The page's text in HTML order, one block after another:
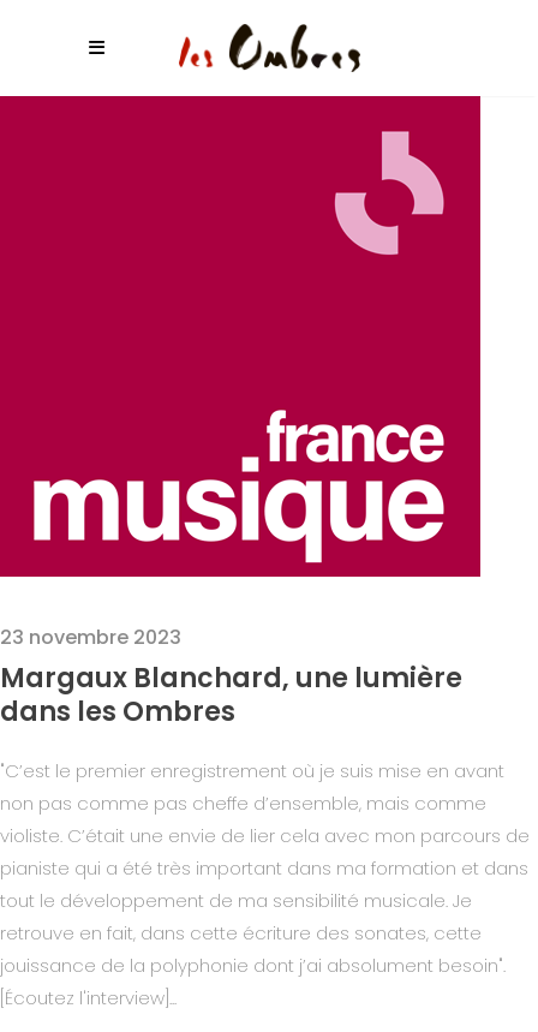
23 novembre 2023
Margaux Blanchard, une lumière
dans les Ombres
"C’est le premier enregistrement où je suis mise en avant
non pas comme pas cheffe d’ensemble, mais comme
violiste. C’était une envie de lier cela avec mon parcours de
pianiste qui a été très important dans ma formation et dans
tout le développement de ma sensibilité musicale. Je
retrouve en fait, dans cette écriture des sonates, cette
jouissance de la polyphonie dont j’ai absolument besoin".
[Écoutez l'interview]...